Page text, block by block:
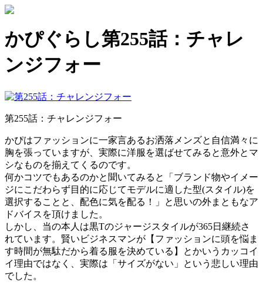
かぴぐらし第255話：チャレ
ンジフォー
第255話：チャレンジフォー
かぴはファッションに一家言あるお洒落メンズと自信満々に
胸を張っていますが、実際に洋服を選ばせてみると意外とマ
シなものを揃えてくるのです。
何かコツでもあるのかと聞いてみると「ブランド物やイメー
ジにこだわらず目的に応じてモデルに適した型(スタイル)を
選択することと、配色に気を配る！」と思いの外まともなア
ドバイスを頂けました。
しかし、当の本人は黒Tのジャージスタイルが365日継続さ
れています。賢いビジネスマンが【ファッションに頭を悩ま
す時間が無駄だから着る服を決めている】とかいうカッコイ
イ理由ではなく、実際は「サイズがない」という悲しい理由
でした。